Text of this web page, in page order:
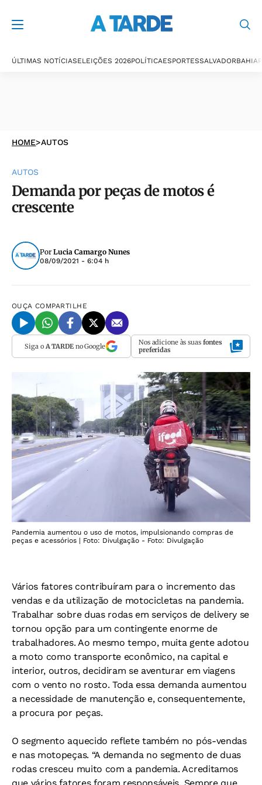
ÚLTIMAS NOTÍCIASELEIÇÕES 2026POLÍTICAESPORTESSALVADORBAHIA
HOME>AUTOS
AUTOS
Demanda por peças de motos é
crescente
Por Lucia Camargo Nunes
08/09/2021 - 6:04 h
OUÇA COMPARTILHE
Siga o A TARDEno Google Nos adicione às suas fontes
preferidas
Pandemia aumentou o uso de motos, impulsionando compras de
peças e acessórios | Foto: Divulgação - Foto: Divulgação
Vários fatores contribuíram para o incremento das
vendas e da utilização de motocicletas na pandemia.
Trabalhar sobre duas rodas em serviços de delivery se
tornou opção para um contingente enorme de
trabalhadores. Ao mesmo tempo, muita gente adotou
a moto como transporte econômico, na capital e
interior, outros, decidiram se aventurar em viagens
com o vento no rosto. Toda essa demanda aumentou
a necessidade de manutenção e, consequentemente,
a procura por peças.
O segmento aquecido reflete também no pós-vendas
e nas motopeças. “A demanda no segmento de duas
rodas cresceu muito com a pandemia. Acreditamos
que vários fatores foram responsáveis. Sempre que